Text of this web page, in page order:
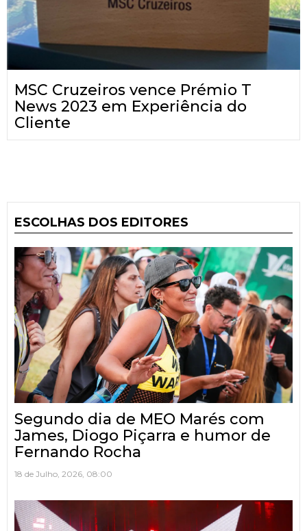
MSC Cruzeiros vence Prémio T
News 2023 em Experiência do
Cliente
ESCOLHAS DOS EDITORES
Segundo dia de MEO Marés com
James, Diogo Piçarra e humor de
Fernando Rocha
18 de Julho, 2026, 08:00